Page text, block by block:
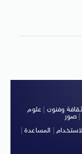
ثقافة وفنون
علوم
صور
| المساعدة|